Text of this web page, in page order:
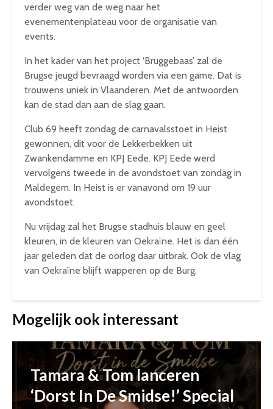
verder weg van de weg naar het
evenementenplateau voor de organisatie van
events.
In het kader van het project ‘Bruggebaas’ zal de
Brugse jeugd bevraagd worden via een game. Dat is
trouwens uniek in Vlaanderen. Met de antwoorden
kan de stad dan aan de slag gaan.
Club 69 heeft zondag de carnavalsstoet in Heist
gewonnen, dit voor de Lekkerbekken uit
Zwankendamme en KPJ Eede. KPJ Eede werd
vervolgens tweede in de avondstoet van zondag in
Maldegem. In Heist is er vanavond om 19 uur
avondstoet.
Nu vrijdag zal het Brugse stadhuis blauw en geel
kleuren, in de kleuren van Oekraïne. Het is dan één
jaar geleden dat de oorlog daar uitbrak. Ook de vlag
van Oekraïne blijft wapperen op de Burg.
Mogelijk ook interessant
Tamara & Tom lanceren
‘Dorst In De Smidse!’ Special